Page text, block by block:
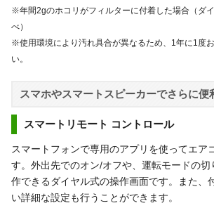
※年間2gのホコリがフィルターに付着した場合（ダ
べ）
※使用環境により汚れ具合が異なるため、1年に1度
い。
スマホやスマートスピーカーでさらに便
スマートリモート コントロール
スマートフォンで専用のアプリを使ってエア
す。外出先でのオン/オフや、運転モードの切
作できるダイヤル式の操作画面です。また、
い詳細な設定も行うことができます。